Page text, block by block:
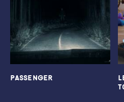
PASSENGER